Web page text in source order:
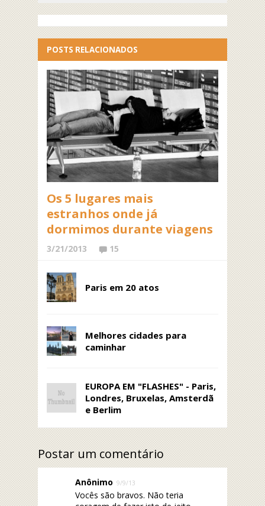
POSTS RELACIONADOS
Os 5 lugares mais
estranhos onde já
dormimos durante viagens
3/21/2013 15
Paris em 20 atos
Melhores cidades para
caminhar
EUROPA EM "FLASHES" - Paris,
Londres, Bruxelas, Amsterdã
e Berlim
Postar um comentário
Anônimo 9/9/13
Vocês são bravos. Não teria